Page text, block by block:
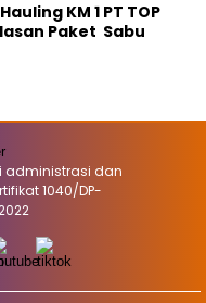
KM 1 PT TOP
Paket Sabu
administrasi dan
1040/DP-